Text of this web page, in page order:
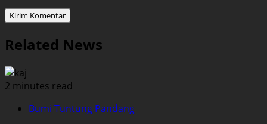
Related News
2 minutes read
Bumi Tuntung Pandang